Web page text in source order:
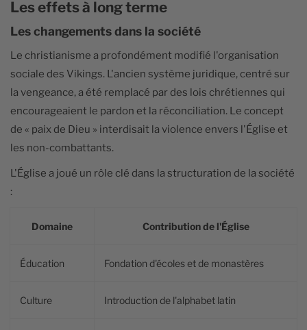
Les effets à long terme
Les changements dans la société
Le christianisme a profondément modifié l'organisation
sociale des Vikings. L'ancien système juridique, centré sur
la vengeance, a été remplacé par des lois chrétiennes qui
encourageaient le pardon et la réconciliation. Le concept
de « paix de Dieu » interdisait la violence envers l'Église et
les non-combattants.
L'Église a joué un rôle clé dans la structuration de la société
:
Domaine Contribution de l'Église
Éducation Fondation d'écoles et de monastères
Culture Introduction de l'alphabet latin